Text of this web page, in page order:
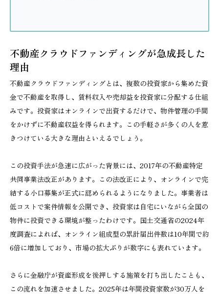
不動産クラウドファンディングが急成長した
理由
不動産クラウドファンディングとは、複数の投資家から集めた資
金で不動産を取得し、賃料収入や売却益を投資家に分配する仕組
みです。投資家はオンラインで出資するだけで、物件管理の手間
をかけずに不動産収益を得られます。この手軽さが多くの人を惹
きつけている大きな理由といえるでしょう。
この投資手法が急速に広がった背景には、2017年の不動産特定
共同事業法改正があります。この法改正により、オンラインで完
結する小口募集が正式に認められるようになりました。事業者は
低コストで案件情報を公開でき、投資家は自宅にいながら全国の
物件に投資できる環境が整ったわけです。国土交通省の2024年
度調査によれば、オンライン組成型の累計届出件数は10年間で約
6倍に増加しており、市場の拡大ぶりが数字にも表れています。
さらに金融庁が資産形成を後押しする施策を打ち出したことも、
この流れを加速させました。2025年は年間投資家数が30万人を